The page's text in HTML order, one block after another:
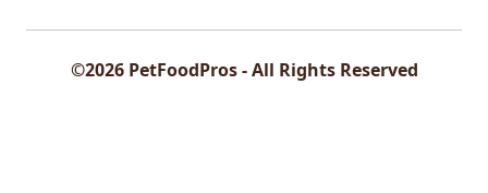
©2026 PetFoodPros - All Rights Reserved